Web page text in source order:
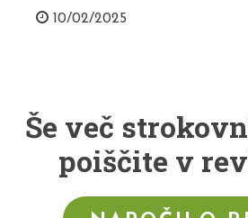
10/02/2025
Še več
poiščite v